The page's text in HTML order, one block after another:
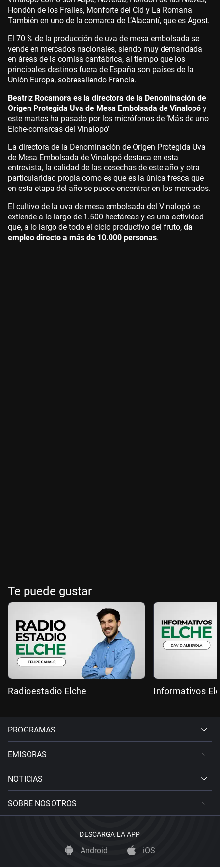
Hondón de los Frailes, Monforte del Cid y La Romana.
También en uno de la comarca de L’Alacantí, que es Agost.
El 70 % de la producción de uva de mesa embolsada se
vende en mercados nacionales, siendo muy demandada
en áreas de la cornisa cantábrica, al tiempo que los
principales destinos fuera de España son países de la
Unión Europa, sobresaliendo Francia.
Beatriz Rocamora es la directora de la Denominación de
Origen Protegida Uva de Mesa Embolsada de Vinalopó y
este martes ha pasado por los micrófonos de ‘Más de uno
Elche-comarcas del Vinalopó’.
La directora de la Denominación de Origen Protegida Uva
de Mesa Embolsada de Vinalopó destaca en esta
entrevista, la calidad de las cosechas de este año y otra
particularidad propia como es que es la única fresca que
en esta etapa del año se puede encontrar en los mercados.
El cultivo de la uva de mesa embolsada del Vinalopó se
extiende a lo largo de 1.500 hectáreas y es una actividad
que, a lo largo de todo el ciclo productivo del fruto, da
empleo directo a más de 10.000 personas.
Te puede gustar
Radioestadio Elche Informativos
PROGRAMAS
EMISORAS
NOTICIAS
SOBRE NOSOTROS
DESCARGA LA APP
Android iOS